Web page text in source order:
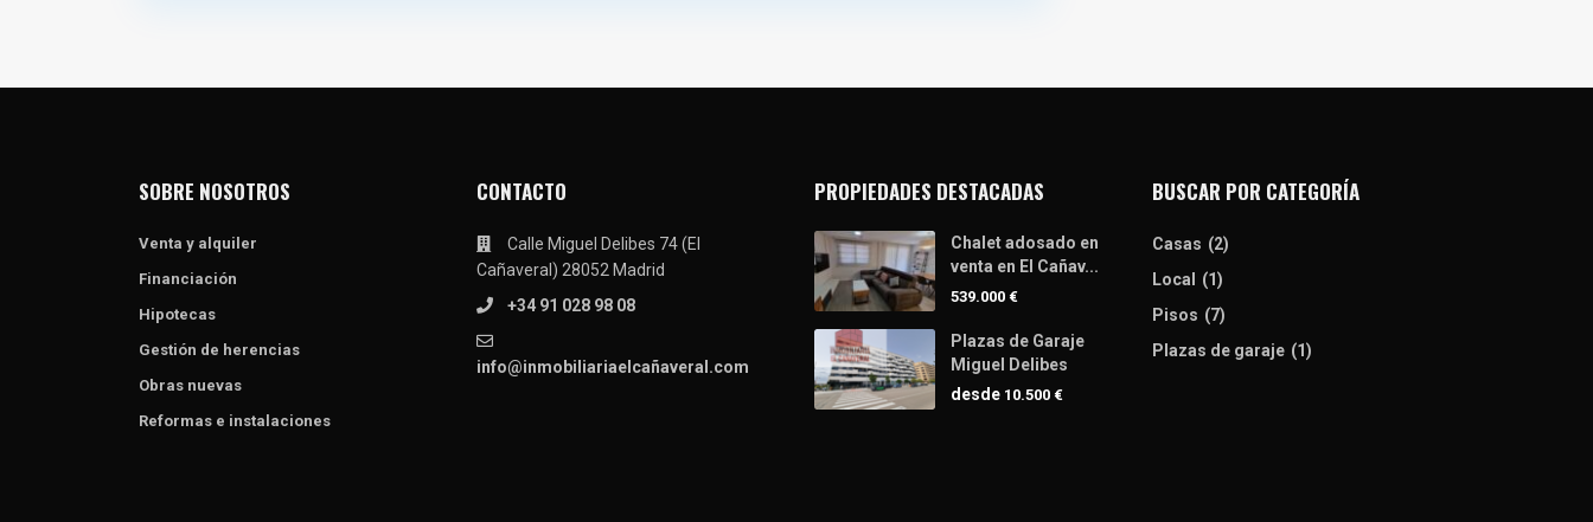
SOBRE NOSOTROS
Venta y alquiler
Financiación
Hipotecas
Gestión de herencias
Obras nuevas
Reformas e instalaciones
CONTACTO
Calle Miguel Delibes 74 (El
Cañaveral) 28052 Madrid
+34 91 028 98 08
info@inmobiliariaelcañaveral.com
PROPIEDADES DESTACADAS
Chalet adosado en
venta en El Cañav...
539.000 €
Plazas de Garaje
Miguel Delibes
desde 10.500 €
BUSCAR POR CATEGORÍA
Casas (2)
Local
(1)
Pisos (7)
Plazas de garaje (1)